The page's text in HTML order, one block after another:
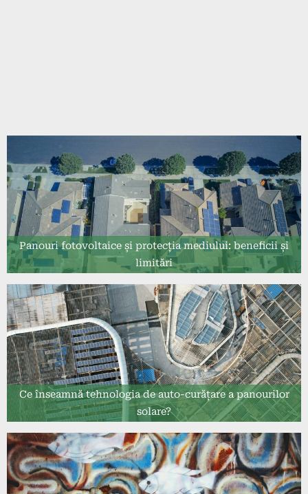
Panouri fotovoltaice și protecția mediului: beneficii și
limitări
Ce înseamnă tehnologia de auto-curățare a panourilor
solare?